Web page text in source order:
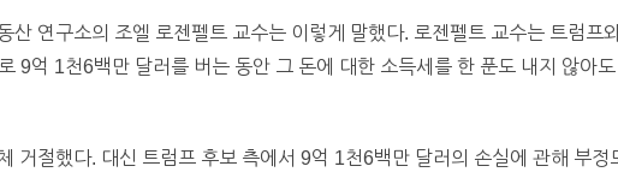
산 연구소의 조엘 로젠펠트 교수는 이렇게 말했다. 로젠펠트 교수는 트럼프
9억 1천6백만 달러를 버는 동안 그 돈에 대한 소득세를 한 푼도 내지 않아
거절했다. 대신 트럼프 후보 측에서 9억 1천6백만 달러의 손실에 관해 부정